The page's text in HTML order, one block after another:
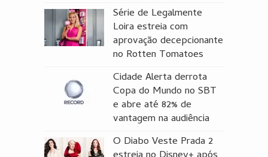
Série de Legalmente
Loira estreia com
aprovação decepcionante
no Rotten Tomatoes
Cidade Alerta derrota
Copa do Mundo no SBT
e abre até 82% de
vantagem na audiência
O Diabo Veste Prada 2